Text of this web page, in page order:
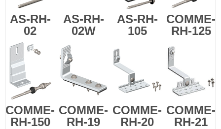
AS-RH-
02
AS-RH-
02W
AS-RH-
105
COMME-
RH-125
COMME-
RH-150
COMME-
RH-19
COMME-
RH-20
COMME-
RH-21